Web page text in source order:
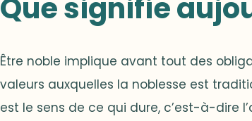
Que signifie
Être noble implique avant tout des
valeurs auxquelles la noblesse est
est le sens de ce qui dure, c’est-à-dire